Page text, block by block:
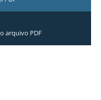
arquivo PDF